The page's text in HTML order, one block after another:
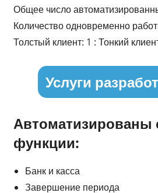
Общее число
Количество одновременно
Толстый клиент: 1 : Тонкий
Услуги
функции:
Банк и касса
Завершение периода